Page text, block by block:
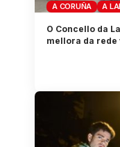
A CORUÑA A
O Concello da
mellora da rede